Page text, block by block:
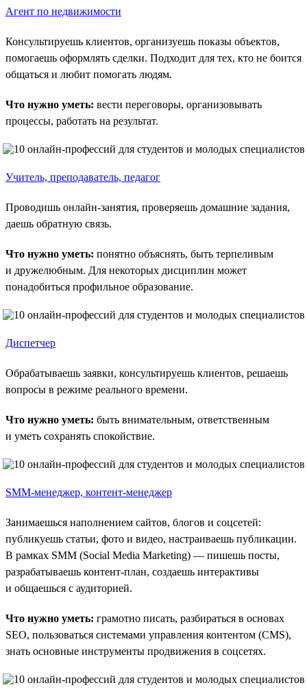
Агент по недвижимости
Консультируешь клиентов, организуешь показы объектов,
помогаешь оформлять сделки. Подходит для тех, кто не боится
общаться и любит помогать людям.
Что нужно уметь: вести переговоры, организовывать
процессы, работать на результат.
Учитель, преподаватель, педагог
Проводишь онлайн-занятия, проверяешь домашние задания,
даешь обратную связь.
Что нужно уметь: понятно объяснять, быть терпеливым
и дружелюбным. Для некоторых дисциплин может
понадобиться профильное образование.
Диспетчер
Обрабатываешь заявки, консультируешь клиентов, решаешь
вопросы в режиме реального времени.
Что нужно уметь: быть внимательным, ответственным
и уметь сохранять спокойствие.
SMM-менеджер, контент-менеджер
Занимаешься наполнением сайтов, блогов и соцсетей:
публикуешь статьи, фото и видео, настраиваешь публикации.
В рамках SMM (Social Media Marketing) — пишешь посты,
разрабатываешь контент-план, создаешь интерактивы
и общаешься с аудиторией.
Что нужно уметь: грамотно писать, разбираться в основах
SEO, пользоваться системами управления контентом (CMS),
знать основные инструменты продвижения в соцсетях.